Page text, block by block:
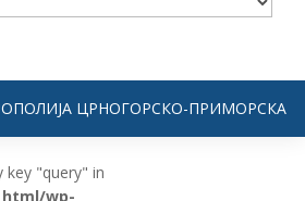
ЦРНОГОРСКО-ПРИМОРСКА
key "query" in
wp-